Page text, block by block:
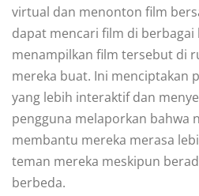
virtual dan menonton film
dapat mencari film di
menampilkan film tersebut di
mereka buat. Ini menciptakan
yang lebih interaktif dan
pengguna melaporkan bahwa
membantu mereka merasa
teman mereka meskipun
berbeda.